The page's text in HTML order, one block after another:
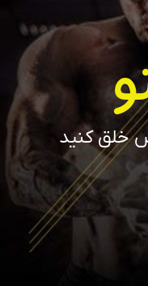
خلق کنید